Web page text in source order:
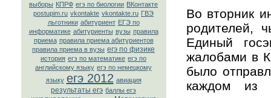
выборы КПРФ егэ по биологии ВКонтакте
postupim.ru vkontakte vkontakte.ru ГВЭ
льготники абитуриент ЕГЭ по
информатике абитуриенты вузы правила
приема правила приема абитуриентов
правила приема в вузы егэ по физике
история егэ по математике егэ по
английскому языку егэ по немецкому
языку егэ 2012 авиация
результаты егэ баллы егэ
Во вторник
родителей,
Единый
жалобами в
было
каждом из